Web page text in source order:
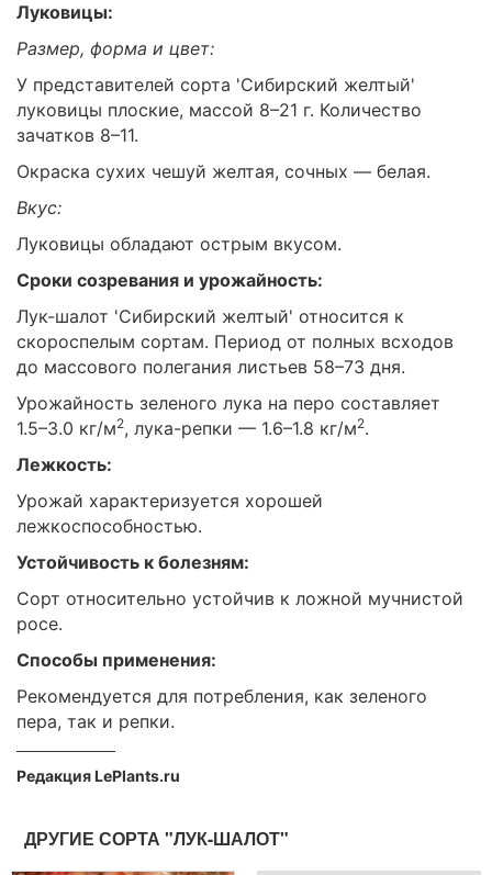
Луковицы:
Размер, форма и цвет:
У представителей сорта 'Сибирский желтый'
луковицы плоские, массой 8–21 г. Количество
зачатков 8–11.
Окраска сухих чешуй желтая, сочных — белая.
Вкус:
Луковицы обладают острым вкусом.
Сроки созревания и урожайность:
Лук-шалот 'Сибирский желтый' относится к
скороспелым сортам. Период от полных всходов
до массового полегания листьев 58–73 дня.
Урожайность зеленого лука на перо составляет
1.5–3.0 кг/м2, лука-репки — 1.6–1.8 кг/м2.
Лежкость:
Урожай характеризуется хорошей
лежкоспособностью.
Устойчивость к болезням:
Сорт относительно устойчив к ложной мучнистой
росе.
Способы применения:
Рекомендуется для потребления, как зеленого
пера, так и репки.
Редакция LePlants.ru
ДРУГИЕ СОРТА "ЛУК-ШАЛОТ"